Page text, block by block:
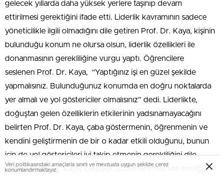
gelecek yıllarda daha yüksek yerlere taşınıp devam
ettirilmesi gerektiğini ifade etti. Liderlik kavramının sadece
yöneticilikle ilgili olmadığını dile getiren Prof. Dr. Kaya, kişinin
bulunduğu konum ne olursa olsun, liderlik özellikleri ile
donanmasının gerekliliğine vurgu yaptı. Öğrencilere
seslenen Prof. Dr. Kaya, “Yaptığınız işi en güzel şekilde
yapmalısınız. Bulunduğunuz konumda en doğru noktalarda
yer almalı ve yol göstericiler olmalısınız” dedi. Liderlikte,
doğuştan gelen özelliklerin etkilerinin yadsınamayacağını
belirten Prof. Dr. Kaya, çaba göstermenin, öğrenmenin ve
kendini geliştirmenin de bir o kadar etkili olduğunu, bunun
için de yol göstericileri iyi takip etmenin gerekliliğini dile
getirdi. Prof. Dr. Kaya, çalıştayın düzenlenmesinde emeği
Veri politikasındaki amaçlarla sınırlı ve mevzuata uygun şekilde çerez
konumlandırmaktayız.